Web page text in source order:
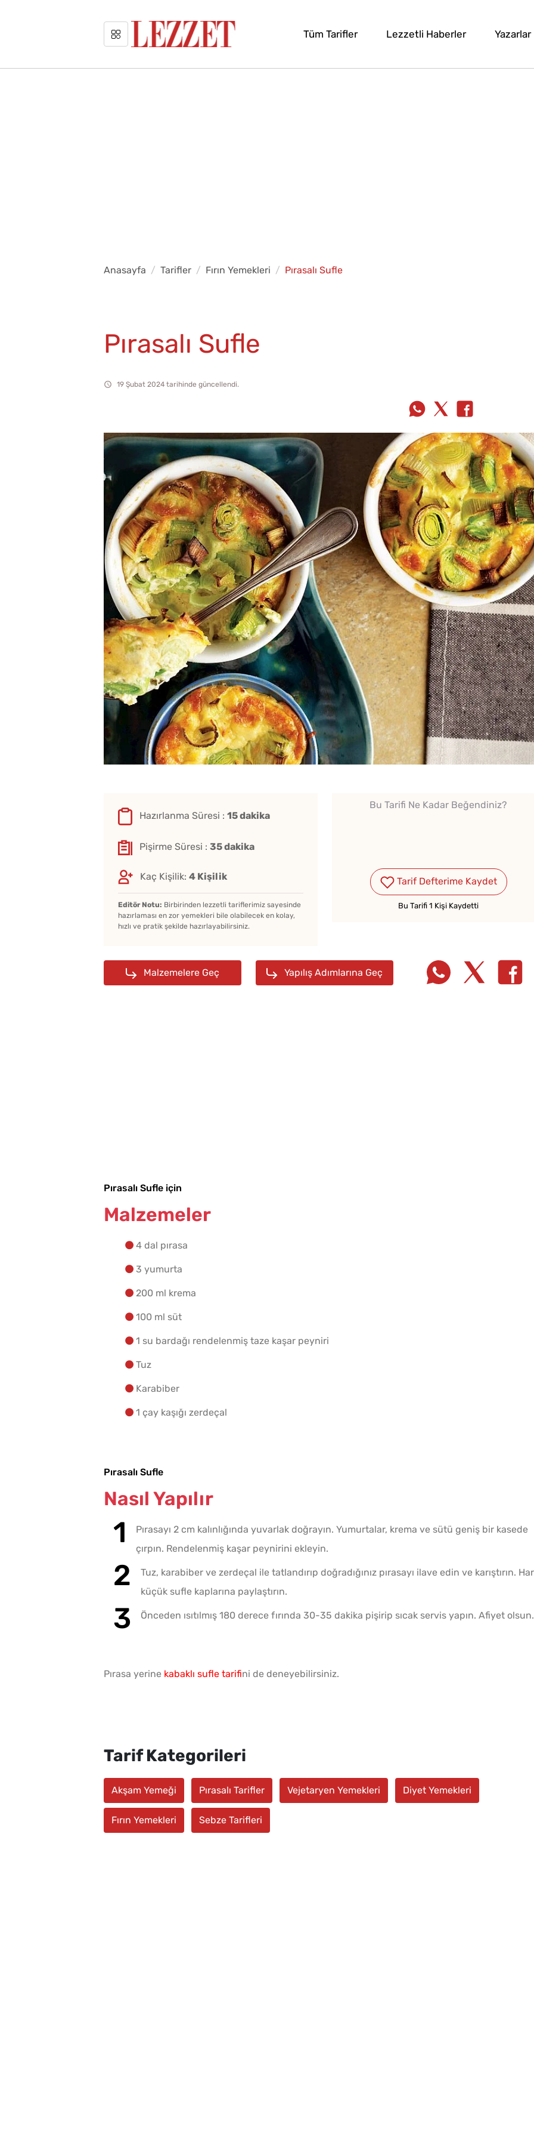
Tüm Tarifler Lezzetli Haberler Yazarlar
Anasayfa Tarifler Fırın Yemekleri Pırasalı Sufle
Pırasalı Sufle
19 Şubat 2024 tarihinde güncellendi.
Hazırlanma Süresi : 15 dakika
Pişirme Süresi : 35 dakika
Kaç Kişilik: 4 Kişilik
Editör Notu: Birbirinden lezzetli tariflerimiz sayesinde
hazırlaması en zor yemekleri bile olabilecek en kolay,
hızlı ve pratik şekilde hazırlayabilirsiniz.
Bu Tarifi Ne Kadar Beğendiniz?
Tarif Defterime Kaydet
Bu Tarifi 1 Kişi Kaydetti
Malzemelere Geç Yapılış Adımlarına Geç
Pırasalı Sufle için
Malzemeler
4 dal pırasa
3 yumurta
200 ml krema
100 ml süt
1 su bardağı rendelenmiş taze kaşar peyniri
Tuz
Karabiber
1 çay kaşığı zerdeçal
Pırasalı Sufle
Nasıl Yapılır
Pırasayı 2 cm kalınlığında yuvarlak doğrayın. Yumurtalar, krema ve sütü geniş bir kasede
çırpın. Rendelenmiş kaşar peynirini ekleyin.
Tuz, karabiber ve zerdeçal ile tatlandırıp doğradığınız pırasayı ilave edin ve karıştırın.
küçük sufle kaplarına paylaştırın.
Önceden ısıtılmış 180 derece fırında 30-35 dakika pişirip sıcak servis yapın. Afiyet olsun.
Pırasa yerine kabaklı sufle tarifini de deneyebilirsiniz.
Tarif Kategorileri
Akşam Yemeği Pırasalı Tarifler Vejetaryen Yemekleri Diyet Yemekleri
Fırın Yemekleri Sebze Tarifleri